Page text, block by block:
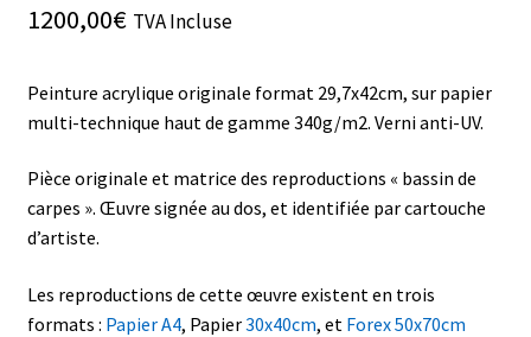
1200,00€ TVA Incluse
Peinture acrylique originale format 29,7x42cm, sur papier
multi-technique haut de gamme 340g/m2. Verni anti-UV.
Pièce originale et matrice des reproductions « bassin de
carpes ». Œuvre signée au dos, et identifiée par cartouche
d’artiste.
Les reproductions de cette œuvre existent en trois
formats : Papier A4, Papier30x40cm, et Forex 50x70cm